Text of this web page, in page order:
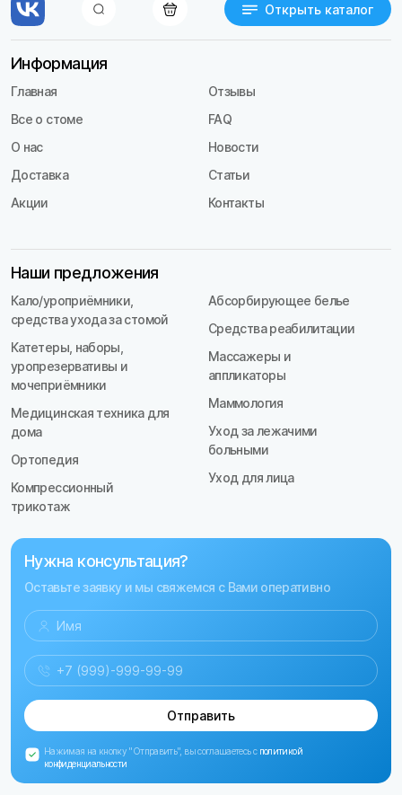
Открыть каталог
Информация
Главная
Все о стоме
О нас
Доставка
Акции
Отзывы
FAQ
Новости
Статьи
Контакты
Наши предложения
Кало/уроприёмники,
средства ухода за стомой
Катетеры, наборы,
уропрезервативы и
мочеприёмники
Медицинская техника для
дома
Ортопедия
Компрессионный
трикотаж
Абсорбирующее белье
Средства реабилитации
Массажеры и
аппликаторы
Маммология
Уход за лежачими
больными
Уход для лица
Нужна консультация?
Оставьте заявку и мы свяжемся с Вами оперативно
Отправить
Нажимая на кнопку "Отправить", вы соглашаетесь с политикой
конфиденциальности